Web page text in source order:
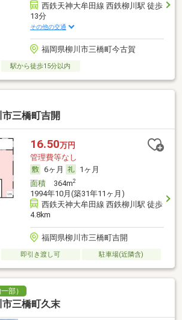
西鉄天神大牟田線 西鉄柳川駅 徒歩
13分
その他の交通
福岡県柳川市三橋町今古賀
駅から徒歩15分以内
三橋町吉開
16.50万円
管理費等なし
6ヶ月
1ヶ月
面積364m2
1994年10月(築31年11ヶ月)
西鉄天神大牟田線 西鉄柳川駅 徒歩
4.8km
福岡県柳川市三橋町吉開
即引き渡し可 駐車場(近隣含)
部）
三橋町久末